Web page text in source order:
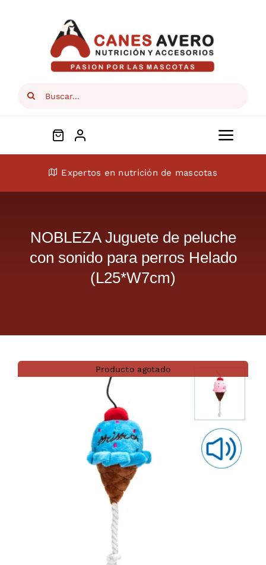
Search
Conócenos
Dietas veterinarias
Antiparasitarios
Expertos en nutrición de mascotas
NOBLEZA Juguete de peluche
con sonido para perros Helado
(L25*W7cm)
Producto agotado